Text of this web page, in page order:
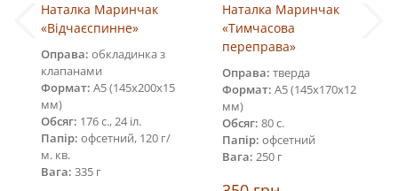
Наталка Маринчак
«Відчаєспинне»
Оправа: обкладинка з
клапанами
Формат: А5 (145х200х15
мм)
Обсяг: 176 с., 24 іл.
Папір: офсетний, 120 г/
м. кв.
Вага: 335 г
Наталка Маринчак
«Тимчасова
переправа»
Оправа: тверда
Формат: А5 (145х170х12
мм)
Обсяг: 80 с.
Папір: офсетний
Вага: 250 г